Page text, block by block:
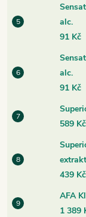
alc.
91 Kč
alc.
91 Kč
589 Kč
439 Kč
AFA
1 389